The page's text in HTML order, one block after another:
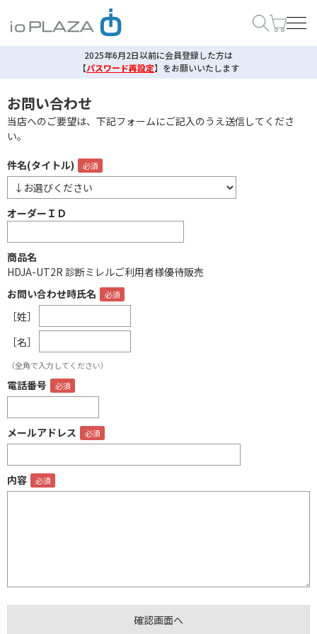
2025年6月2日以前に会員登録した方は
【パスワード再設定】 をお願いいたします
お問い合わせ
当店へのご要望は、下記フォームにご記入のうえ送信してくださ
い。
件名(タイトル)
オーダーＩＤ
商品名
HDJA-UT2R 診断ミレルご利用者様優待販売
お問い合わせ時氏名
［姓］
［名］
（全角で入力してください）
電話番号
メールアドレス
内容